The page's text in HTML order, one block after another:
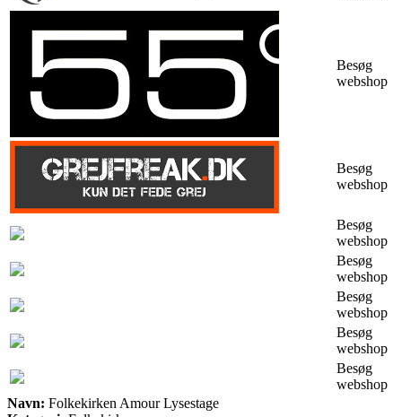
Besøg
webshop
Besøg
webshop
Besøg
webshop
Besøg
webshop
Besøg
webshop
Besøg
webshop
Besøg
webshop
Navn: Folkekirken Amour Lysestage